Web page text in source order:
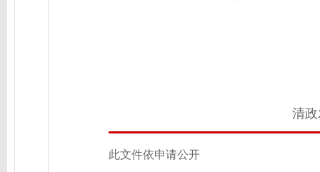
清政
此文件依申请公开